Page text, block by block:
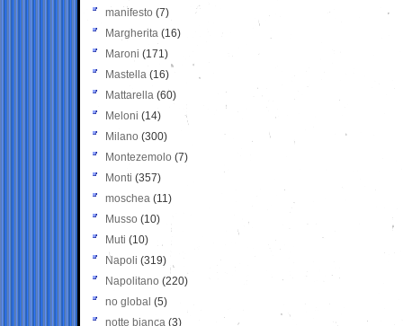
manifesto (7)
Margherita (16)
Maroni (171)
Mastella (16)
Mattarella (60)
Meloni (14)
Milano (300)
Montezemolo (7)
Monti (357)
moschea (11)
Musso (10)
Muti (10)
Napoli (319)
Napolitano (220)
no global (5)
notte bianca (3)